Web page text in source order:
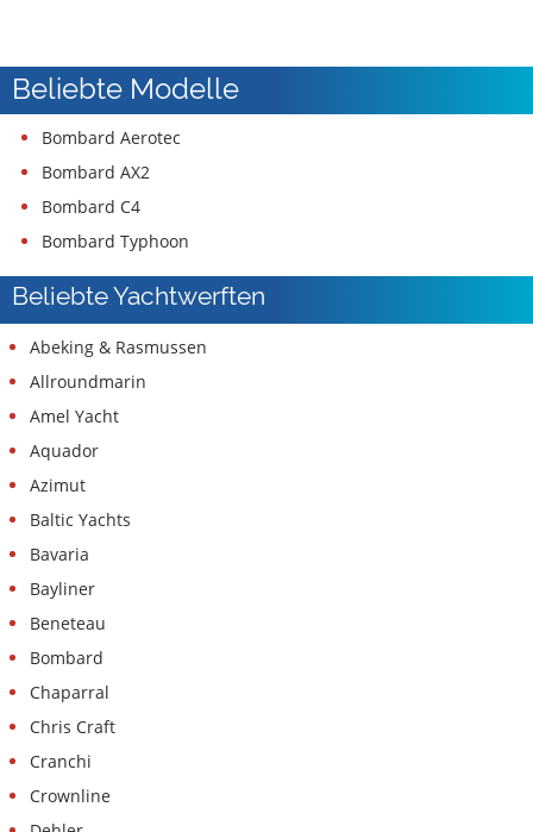
Beliebte Modelle
Bombard Aerotec
Bombard AX2
Bombard C4
Bombard Typhoon
Beliebte Yachtwerften
Abeking & Rasmussen
Allroundmarin
Amel Yacht
Aquador
Azimut
Baltic Yachts
Bavaria
Bayliner
Beneteau
Bombard
Chaparral
Chris Craft
Cranchi
Crownline